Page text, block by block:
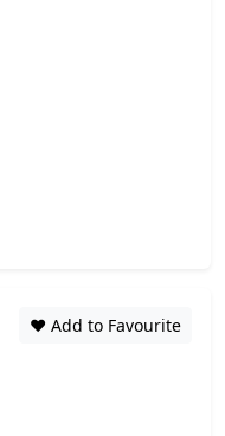
❤️ Add to Favourite